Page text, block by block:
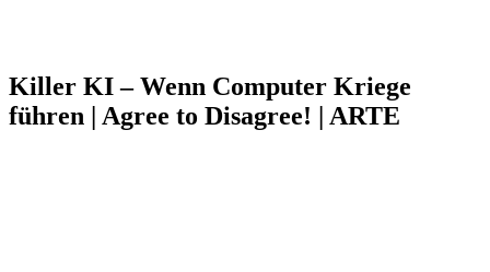
Killer KI – Wenn Computer Kriege
führen | Agree to Disagree! | ARTE